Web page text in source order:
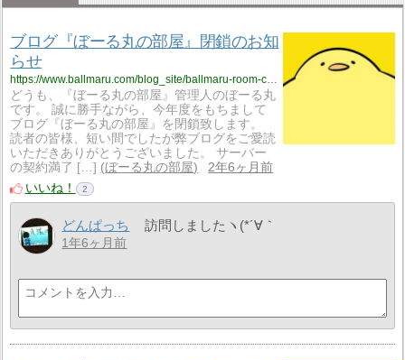
ブログ『ぼーる丸の部屋』閉鎖のお知
らせ
https://www.ballmaru.com/blog_site/ballmaru-room-close
どうも、『ぼーる丸の部屋』管理人のぼーる丸
です。 誠に勝手ながら、今年度をもちまして
ブログ『ぼーる丸の部屋』を閉鎖致します。
読者の皆様、短い間でしたが弊ブログをご愛読
いただきありがとうございました。 サーバー
の契約満了 […]
ぼーる丸の部屋
2年6ヶ月前
いいね！
2
どんぱっち 訪問しましたヽ(*´∀｀
1年6ヶ月前